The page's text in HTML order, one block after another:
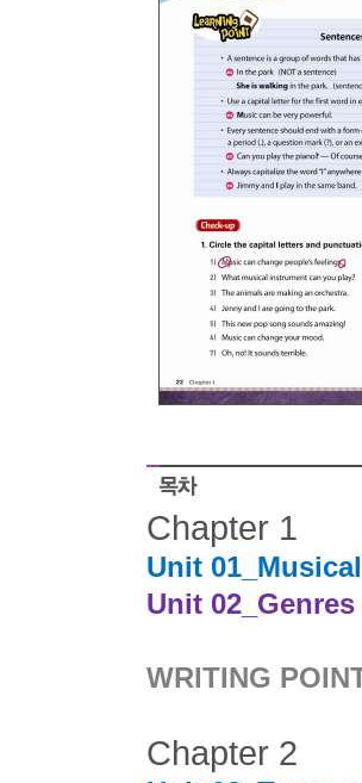
Chapter 1
Unit
Unit
WRITING
Chapter 2